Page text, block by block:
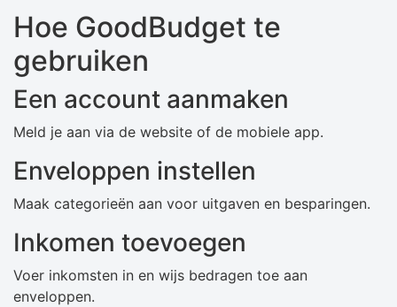
Hoe GoodBudget te
gebruiken
Een account aanmaken
Meld je aan via de website of de mobiele app.
Enveloppen instellen
Maak categorieën aan voor uitgaven en besparingen.
Inkomen toevoegen
Voer inkomsten in en wijs bedragen toe aan
enveloppen.